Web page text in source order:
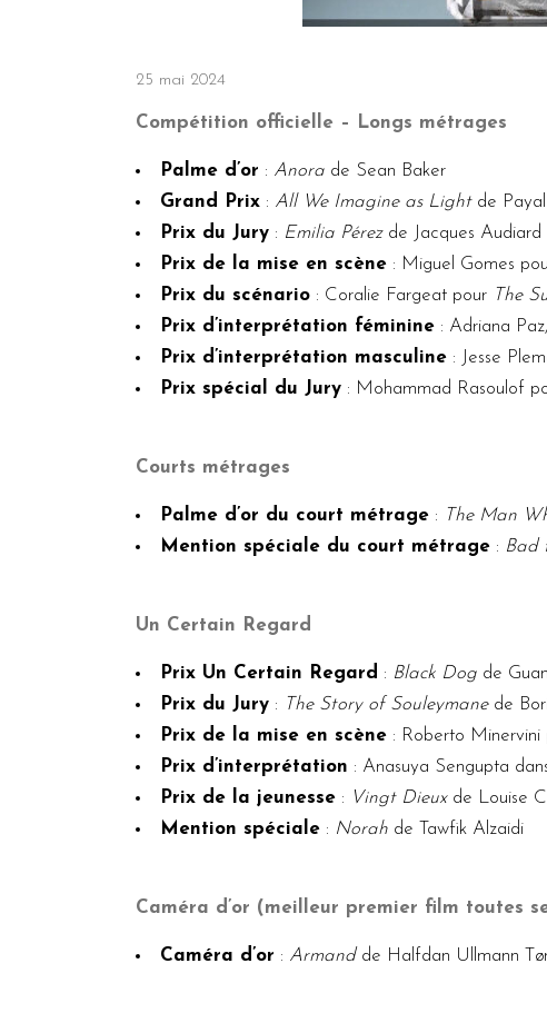
25 mai 2024
Compétition officielle – Longs métrages
Palme d’or : Anora de Sean Baker
Grand Prix : All We Imagine as Lightde
Prix du Jury : Emilia Pérezde Jacques Audiard
Prix de la mise en scène : Miguel Gomes
Prix du scénario : Coralie Fargeat pour The
Prix d’interprétation féminine : Adriana
Prix d’interprétation masculine : Jesse
Prix spécial du Jury : Mohammad Rasoulof
Courts métrages
Palme d’or du court métrage : The Man
Mention spéciale du court métrage : Bad
Un Certain Regard
Prix Un Certain Regard : Black Dog de
Prix du Jury : The Story of Souleymanede
Prix de la mise en scène : Roberto Minervini
Prix d’interprétation : Anasuya Sengupta
Prix de la jeunesse : Vingt Dieuxde Louise
Mention spéciale : Norah de Tawfik Alzaidi
Caméra d’or (meilleur premier film toutes
Caméra d’or : Armandde Halfdan Ullmann